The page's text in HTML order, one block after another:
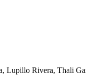
Lupillo Rivera, Thali